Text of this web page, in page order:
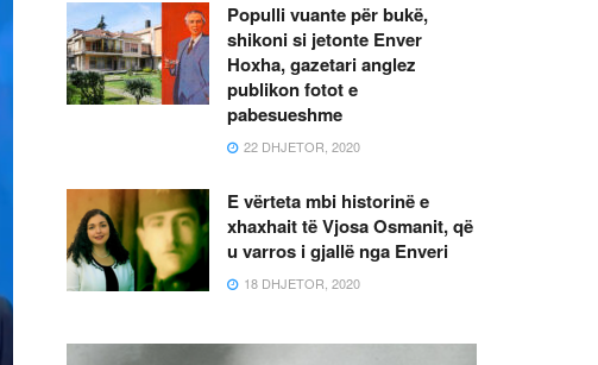
Populli vuante për bukë,
shikoni si jetonte Enver
Hoxha, gazetari anglez
publikon fotot e
pabesueshme
22 DHJETOR, 2020
E vërteta mbi historinë e
xhaxhait të Vjosa Osmanit, që
u varros i gjallë nga Enveri
18 DHJETOR, 2020